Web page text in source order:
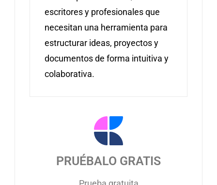
escritores y profesionales que
necesitan una herramienta para
estructurar ideas, proyectos y
documentos de forma intuitiva y
colaborativa.
PRUÉBALO GRATIS